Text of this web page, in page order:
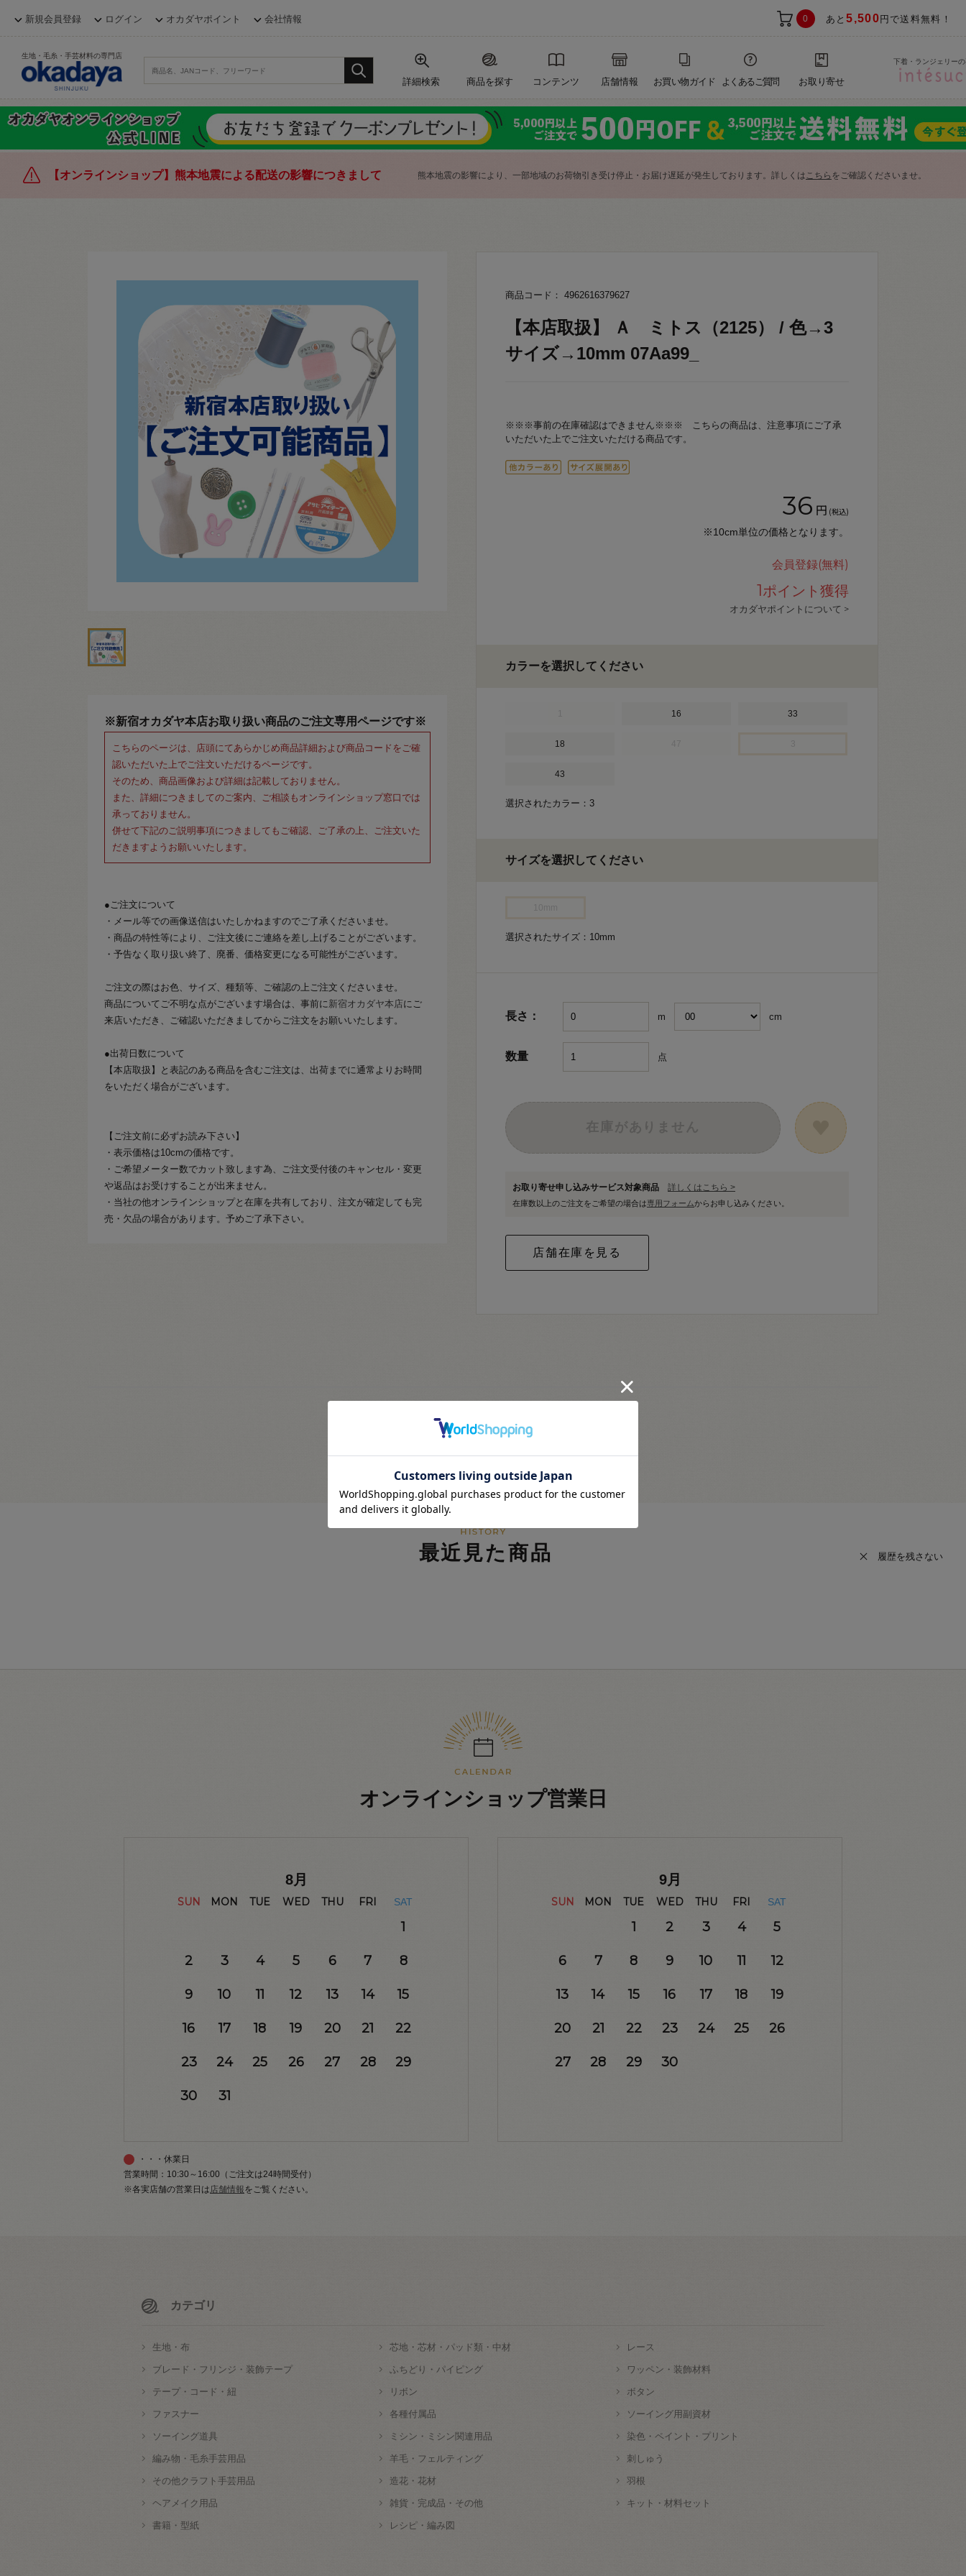
新規会員登録 ログイン オカダヤポイント 会社情報 0 あと5,500 円で送料無料！
生地・毛糸・手芸材料の専門店
詳細検索 商品を探す コンテンツ 店舗情報 お買い物ガイド よくあるご質問 お取り寄せ
下着・ランジェリー
【オンラインショップ】熊本地震による配送の影響につきまして 熊本地震の影響により、一部地域のお荷物引き受け停止・お届け遅延が発生しております。詳しくはこちら をご確認くださいませ。
※新宿オカダヤ本店お取り扱い商品のご注文専用ページです※
こちらのページは、店頭にてあらかじめ商品詳細および商品コードをご確
認いただいた上でご注文いただけるページです。
そのため、商品画像および詳細は記載しておりません。
また、詳細につきましてのご案内、ご相談もオンラインショップ窓口では
承っておりません。
併せて下記のご説明事項につきましてもご確認、ご了承の上、ご注文いた
だきますようお願いいたします。
●ご注文について
・メール等での画像送信はいたしかねますのでご了承くださいませ。
・商品の特性等により、ご注文後にご連絡を差し上げることがございます。
・予告なく取り扱い終了、廃番、価格変更になる可能性がございます。
ご注文の際はお色、サイズ、種類等、ご確認の上ご注文くださいませ。
商品についてご不明な点がございます場合は、事前に 新宿オカダヤ本店にご
来店いただき、ご確認いただきましてからご注文をお願いいたします。
●出荷日数について
【本店取扱】と表記のある商品を含むご注文は、出荷までに通常よりお時間
をいただく場合がございます。
【ご注文前に必ずお読み下さい】
・表示価格は10cmの価格です。
・ご希望メーター数でカット致します為、ご注文受付後のキャンセル・変更
や返品はお受けすることが出来ません。
・当社の他オンラインショップと在庫を共有しており、注文が確定しても完
売・欠品の場合があります。予めご了承下さい。
商品コード： 4962616379627
【本店取扱】 Ａ ミトス（2125） / 色→3
サイズ→10mm 07Aa99_
※※※事前の在庫確認はできません※※※ こちらの商品は、注意事項にご了承
いただいた上でご注文いただける商品です。
36 円 (税込)
※10cm単位の価格となります。
会員登録(無料)
1ポイント獲得
オカダヤポイントについて >
カラーを選択してください
16 33
18
43
選択されたカラー：3
サイズを選択してください
選択されたサイズ：10mm
長さ： m cm
数量 点
お取り寄せ申し込みサービス対象商品 詳しくはこちら >
在庫数以上のご注文をご希望の場合は専用フォームからお申し込みください。
最近見た商品 履歴を残さない
オンラインショップ営業日
8月
SUN MON TUE WED THU FRI SAT
1
2 3 4 5 6 7 8
9 10 11 12 13 14 15
16 17 18 19 20 21 22
23 24 25 26 27 28 29
30 31
9月
SUN MON TUE WED THU FRI SAT
1 2 3 4 5
6 7 8 9 10 11 12
13 14 15 16 17 18 19
20 21 22 23 24 25 26
27 28 29 30
・・・休業日
営業時間：10:30～16:00（ご注文は24時間受付）
※各実店舗の営業日は店舗情報をご覧ください。
カテゴリ
生地・布 芯地・芯材・パッド類・中材 レース
ブレード・フリンジ・装飾テープ ふちどり・パイピング ワッペン・装飾材料
テープ・コード・紐 リボン ボタン
ファスナー 各種付属品 ソーイング用副資材
ソーイング道具 ミシン・ミシン関連用品 染色・ペイント・プリント
編み物・毛糸手芸用品 羊毛・フェルティング 刺しゅう
その他クラフト手芸用品 造花・花材 羽根
ヘアメイク用品 雑貨・完成品・その他 キット・材料セット
書籍・型紙 レシピ・編み図